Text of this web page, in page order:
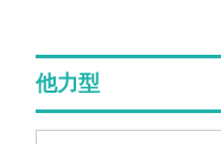
他力型